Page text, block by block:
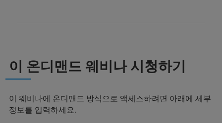
이 온디맨드 웨비나 시청하기
이 웨비나에 온디맨드 방식으로 액세스하려면 아래에 세부
정보를 입력하세요.